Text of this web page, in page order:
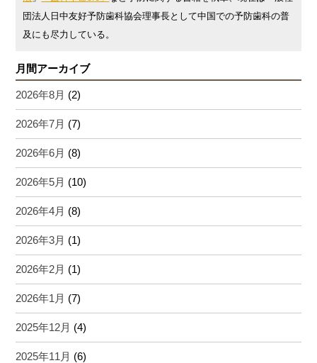
団法人日中友好予防歯科協会理事長として中国での予防歯科の普
及にも尽力している。
月間アーカイブ
2026年8月 (2)
2026年7月 (7)
2026年6月 (8)
2026年5月 (10)
2026年4月 (8)
2026年3月 (1)
2026年2月 (1)
2026年1月 (7)
2025年12月 (4)
2025年11月 (6)